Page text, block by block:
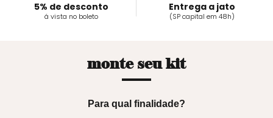
5% de desconto
á vista no boleto
Entrega a jato
(SP capital em 48h)
monte seu kit
Para qual finalidade?